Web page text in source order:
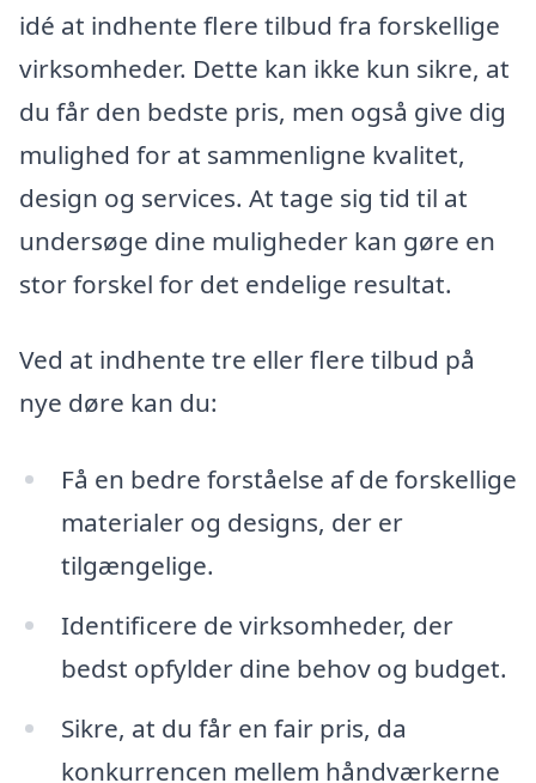
idé at indhente flere tilbud fra forskellige
virksomheder. Dette kan ikke kun sikre, at
du får den bedste pris, men også give dig
mulighed for at sammenligne kvalitet,
design og services. At tage sig tid til at
undersøge dine muligheder kan gøre en
stor forskel for det endelige resultat.
Ved at indhente tre eller flere tilbud på
nye døre kan du:
Få en bedre forståelse af de forskellige
materialer og designs, der er
tilgængelige.
Identificere de virksomheder, der
bedst opfylder dine behov og budget.
Sikre, at du får en fair pris, da
konkurrencen mellem håndværkerne